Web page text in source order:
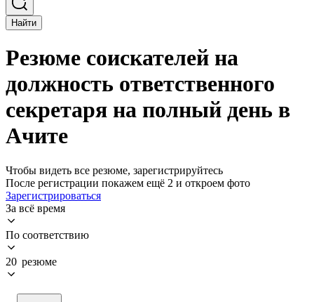
Найти
Резюме соискателей на
должность ответственного
секретаря на полный день в
Ачите
Чтобы видеть все резюме, зарегистрируйтесь
После регистрации покажем ещё 2 и откроем фото
Зарегистрироваться
За всё время
По соответствию
20 резюме